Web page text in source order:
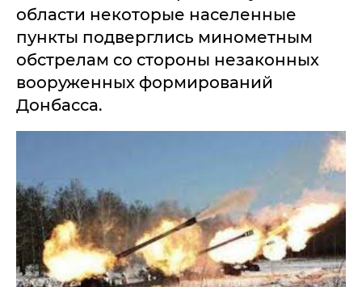
области некоторые населенные
пункты подверглись минометным
обстрелам со стороны незаконных
вооруженных формирований
Донбасса.